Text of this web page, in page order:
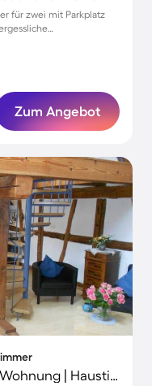
für zwei mit Parkplatz
Zum Angebot
Familienfreundliche schöne Wohnung | Haustierfreundlich